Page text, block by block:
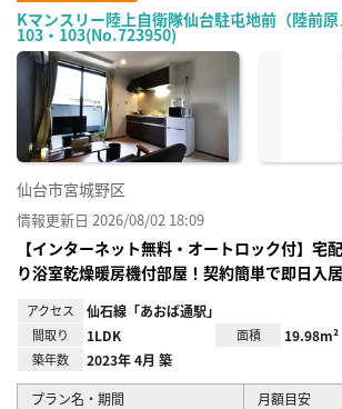
Kマンスリー陸上自衛隊仙台駐屯地前（陸前原
103・103(No.723950)
仙台市宮城野区
情報更新日 2026/08/02 18:09
【インターネット無料・オートロック付】宅
り浴室乾燥暖房機付部屋！契約簡単で即日入居
アクセス 仙石線「あおば通駅」
間取り 1LDK 面積 19.98m²
築年数 2023年 4月 築
プラン名・期間 月額目安